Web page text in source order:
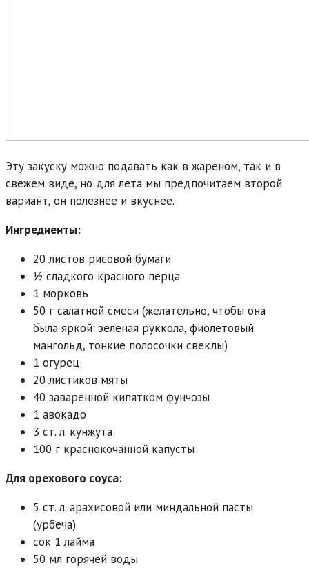
Эту закуску можно подавать как в жареном, так и в
свежем виде, но для лета мы предпочитаем второй
вариант, он полезнее и вкуснее.
Ингредиенты:
20 листов рисовой бумаги
1⁄2 сладкого красного перца
1 морковь
50 г салатной смеси (желательно, чтобы она
была яркой: зеленая руккола, фиолетовый
мангольд, тонкие полосочки свеклы)
1 огурец
20 листиков мяты
40 заваренной кипятком фунчозы
1 авокадо
3 ст. л. кунжута
100 г краснокочанной капусты
Для орехового соуса:
5 ст. л. арахисовой или миндальной пасты
(урбеча)
сок 1 лайма
50 мл горячей воды